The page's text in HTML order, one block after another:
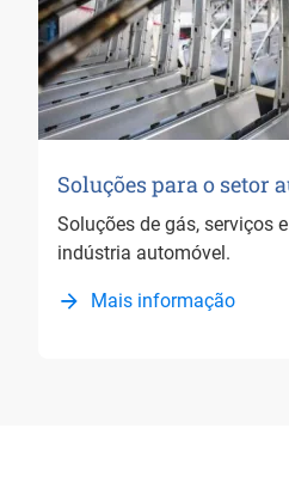
Soluções para o setor
Soluções de gás, serviços
indústria automóvel.
Mais informação